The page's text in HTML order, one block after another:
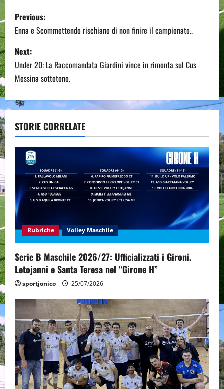
P
o
s
t
n
a
v
g
a
t
i
o
n
Previous:
Enna e Scommettendo rischiano di non finire il campionato..
Next:
Under 20: La Raccomandata Giardini vince in rimonta sul Cus
Messina sottotono.
STORIE CORRELATE
Rubriche Volley Maschile
Serie B Maschile 2026/27: Ufficializzati i Gironi.
Letojanni e Santa Teresa nel “Girone H”
sportjonico 25/07/2026